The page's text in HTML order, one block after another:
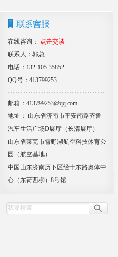
在线咨询：
点击交谈
联系人：郭总
电话：132-105-35852
QQ号：413799253
邮箱：413799253@qq.com
地址： 山东省济南市平安南路齐鲁
汽车生活广场D展厅（长清展厅）
山东省莱芜市雪野湖航空科技体育公
园（航空基地）
中国山东济南历下区经十东路奥体中
心（东荷西柳）8号馆